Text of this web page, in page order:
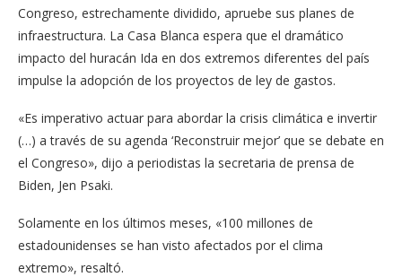
Congreso, estrechamente dividido, apruebe sus planes de
infraestructura. La Casa Blanca espera que el dramático
impacto del huracán Ida en dos extremos diferentes del país
impulse la adopción de los proyectos de ley de gastos.
«Es imperativo actuar para abordar la crisis climática e invertir
(…) a través de su agenda ‘Reconstruir mejor’ que se debate en
el Congreso», dijo a periodistas la secretaria de prensa de
Biden, Jen Psaki.
Solamente en los últimos meses, «100 millones de
estadounidenses se han visto afectados por el clima
extremo», resaltó.